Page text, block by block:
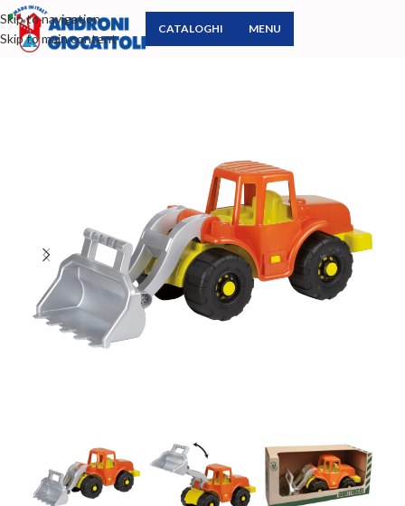
Skip to navigation
Skip to main content
CATALOGHI MENU